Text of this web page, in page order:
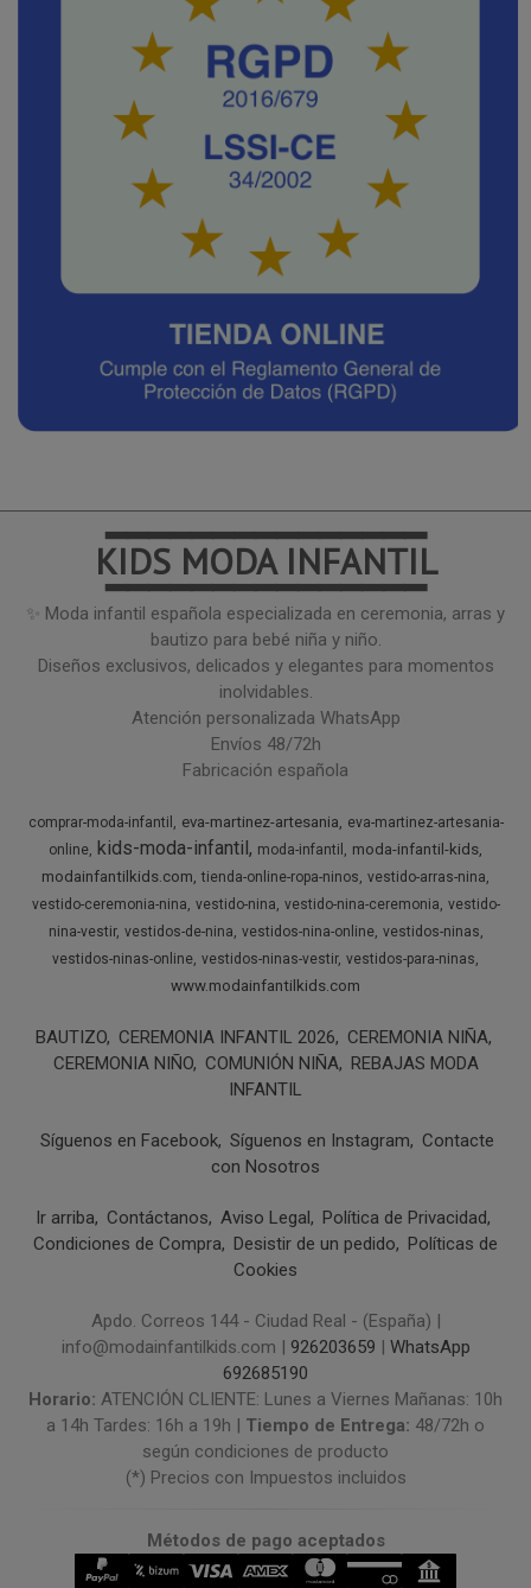
━━━━━━━━━━━━━━━
KIDS MODA INFANTIL
━━━━━━━━━━━━━━━
✨ Moda infantil española especializada en ceremonia, arras y
bautizo para bebé niña y niño.
Diseños exclusivos, delicados y elegantes para momentos
inolvidables.
Atención personalizada WhatsApp
Envíos 48/72h
Fabricación española
comprar-moda-infantil eva-martinez-artesania
eva-martinez-artesania-
online kids-moda-infantil moda-infantil
moda-infantil-kids
modainfantilkids.com tienda-online-ropa-ninos vestido-arras-nina
vestido-ceremonia-nina vestido-nina vestido-nina-ceremonia vestido-
nina-vestir vestidos-de-nina vestidos-nina-online vestidos-ninas
vestidos-ninas-online vestidos-ninas-vestir vestidos-para-ninas
www.modainfantilkids.com
BAUTIZO CEREMONIA INFANTIL 2026
CEREMONIA NIÑA
CEREMONIA NIÑO COMUNIÓN NIÑA
REBAJAS MODA
INFANTIL
Síguenos en Facebook Síguenos en Instagram
Contacte
con Nosotros
Ir arriba Contáctanos Aviso Legal
Política de Privacidad
Condiciones de Compra
Desistir de un pedido
Políticas de
Cookies
Apdo. Correos 144 - Ciudad Real - (España) |
info@modainfantilkids.com | 926203659 | WhatsApp
692685190
Horario: ATENCIÓN CLIENTE: Lunes a Viernes Mañanas: 10h
a 14h Tardes: 16h a 19h | Tiempo de Entrega: 48/72h o
según condiciones de producto
(*) Precios con Impuestos incluidos
Métodos de pago aceptados